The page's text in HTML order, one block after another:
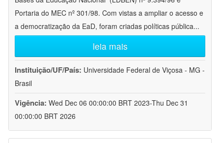
Portaria do MEC nº 301/98. Com vistas a ampliar o acesso e
a democratização da EaD, foram criadas políticas pública...
leia mais
Instituição/UF/País: Universidade Federal de Viçosa - MG -
Brasil
Vigência: Wed Dec 06 00:00:00 BRT 2023-Thu Dec 31
00:00:00 BRT 2026